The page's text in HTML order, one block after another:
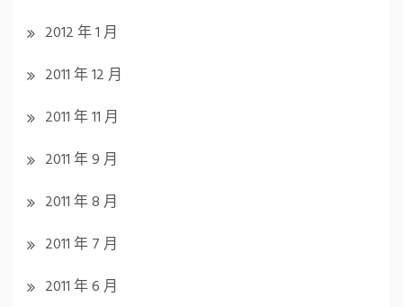
2012 年 1 月
2011 年 12 月
2011 年 11 月
2011 年 9 月
2011 年 8 月
2011 年 7 月
2011 年 6 月